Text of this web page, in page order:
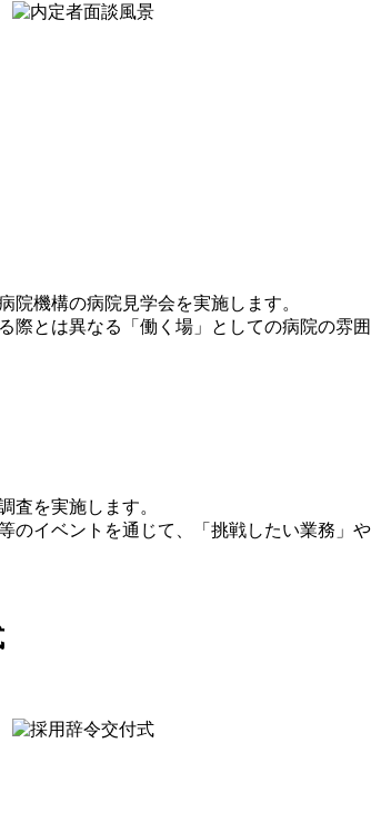
院機構の病院見学会を実施します。
際とは異なる「働く場」としての病院の雰
査を実施します。
のイベントを通じて、「挑戦したい業務」